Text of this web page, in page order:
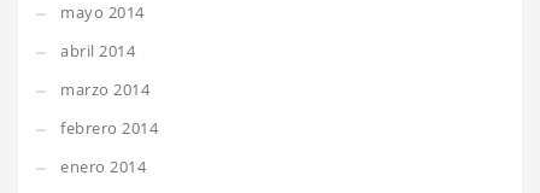
mayo 2014
abril 2014
marzo 2014
febrero 2014
enero 2014